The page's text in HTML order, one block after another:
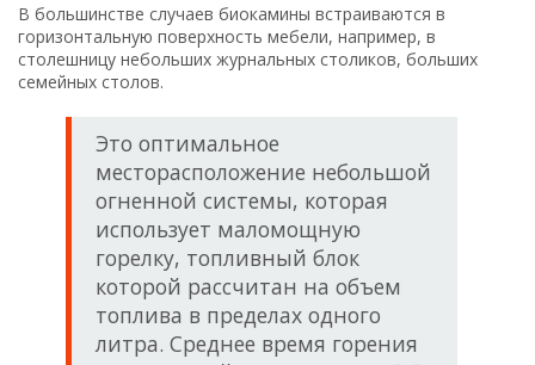
В большинстве случаев биокамины встраиваются в
горизонтальную поверхность мебели, например, в
столешницу небольших журнальных столиков, больших
семейных столов.
Это оптимальное
месторасположение небольшой
огненной системы, которая
использует маломощную
горелку, топливный блок
которой рассчитан на объем
топлива в пределах одного
литра. Среднее время горения